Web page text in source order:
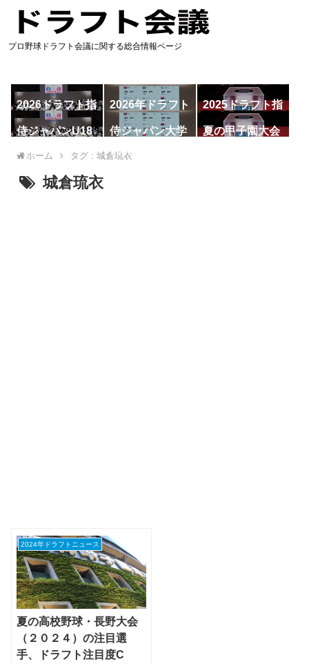
プロ野球ドラフト会議に関する総合情報ページ
2026ドラフト指
名予想
2026年ドラフト
候補
2025ドラフト指
名一覧
侍ジャパンU18
代表
侍ジャパン大学
代表
夏の甲子園大会
ホーム タグ : 城倉琉衣
城倉琉衣
2024年ドラフトニュース
夏の高校野球・長野大会
（２０２４）の注目選
手、ドラフト注目度C